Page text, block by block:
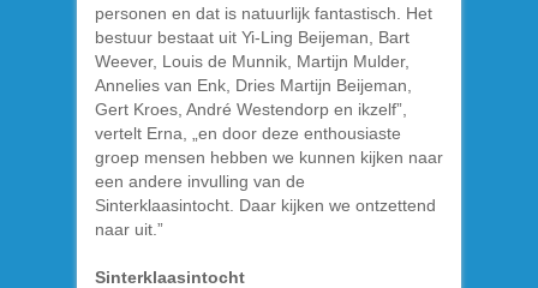
personen en dat is natuurlijk fantastisch. Het
bestuur bestaat uit Yi-Ling Beijeman, Bart
Weever, Louis de Munnik, Martijn Mulder,
Annelies van Enk, Dries Martijn Beijeman,
Gert Kroes, André Westendorp en ikzelf”,
vertelt Erna, „en door deze enthousiaste
groep mensen hebben we kunnen kijken naar
een andere invulling van de
Sinterklaasintocht. Daar kijken we ontzettend
naar uit.”
Sinterklaasintocht